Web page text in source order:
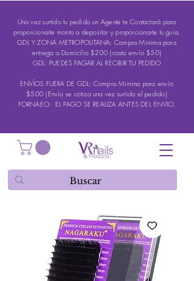
Una vez surtido tu pedido un Agente te Contactará para
proporcionarte monto a depositar y proporcionarte tu guía.
GDL Y ZONA METROPOLITANA: Compra Minima para
entrega a Domicilio $200 (costo envío $50)
GDL: PUEDES PAGAR AL RECIBIR TU PEDIDO
ENVÍOS FUERA DE GDL: Compra Mimina para envío
$500 (Envío se cotiza una vez surtido el pedido)
FORNAEO: EL PAGO SE REALIZA ANTES DEL ENVIO.